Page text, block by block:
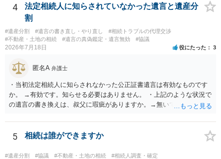
揃える必要があります。その点是非御注意ください。
4
法定相続人に知らされていなかった遺言と遺産分
割
#遺産分割 #遺言の書き直し・やり直し
#相続トラブルの代理交渉
#不動産・土地の相続
#遺言の真偽鑑定・遺言無効 #協議
2026年7月18日 役にたった 3
匿名A 弁護士
・当初法定相続人に知らされなかった公正証書遺言は有効なものです
か。 →有効です。知らせる必要はありません。 ・上記のような状況で
の遺言の書き換えは、叔父に瑕疵がありますか。→無いです。 ・分割
ますか。 →本人が自由に決められますので、どこが妥当とは言えない
です。客観的な基準もありません。 ・できれば穏やかに、分割を拒否
することはできますか。 →分割を拒否するということは、遺産はいら
ないということでしょうか。遺言で、受取を指定されててもいらない
5 相続は誰ができますか
#遺産分割 #協議 #不動産・土地の相続
#相続人調査・確定